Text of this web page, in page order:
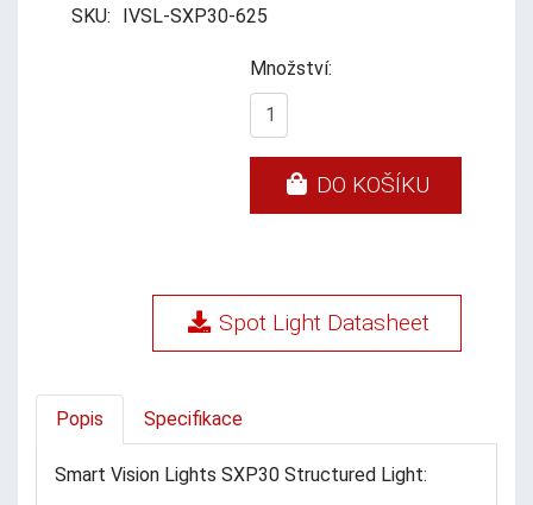
SKU: IVSL-SXP30-625
Množství:
DO KOŠÍKU
Spot Light Datasheet
Popis Specifikace
Smart Vision Lights SXP30 Structured Light: